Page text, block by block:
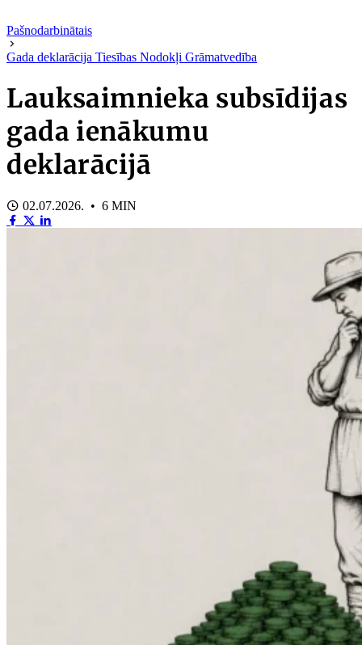
Pašnodarbinātais
Gada deklarācija Tiesības Nodokļi Grāmatvedība
Lauksaimnieka subsīdijas
gada ienākumu
deklarācijā
02.07.2026. • 6 MIN